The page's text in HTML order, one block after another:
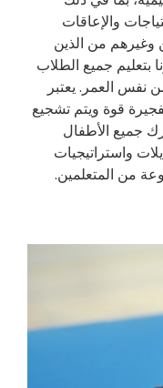
والإعاقات
وغيرهم من الذين
بتعليم جميع الطلاب
نفس العمر. يعتبر
قوة ويتم تشجيع
جميع الأطفال
واستراتيجيات
من المتعلمين.